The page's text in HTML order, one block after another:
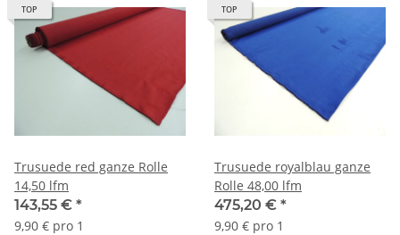
TOP
Trusuede red ganze Rolle
14,50 lfm
143,55 € *
9,90 € pro 1
TOP
Trusuede royalblau ganze
Rolle 48,00 lfm
475,20 € *
9,90 € pro 1